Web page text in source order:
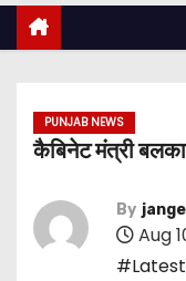
PUNJAB NEWS
कैबिनेट मंत्री
By
Aug